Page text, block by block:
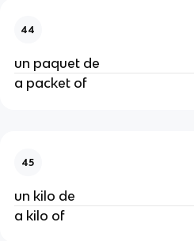
44
un paquet de
a packet of
45
un kilo de
a kilo of